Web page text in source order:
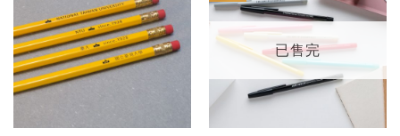
「願
望輕
單」
「願
望輕
已售完